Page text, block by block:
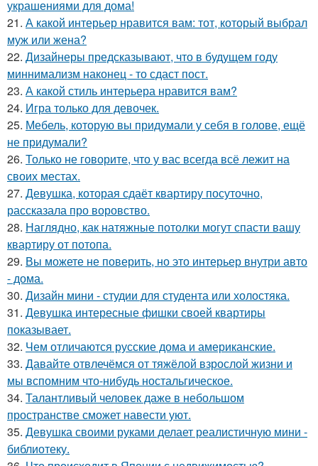
украшениями для дома!
21. А какой интерьер нравится вам: тот, который выбрал
муж или жена?
22. Дизайнеры предсказывают, что в будущем году
миннимализм наконец - то сдаст пост.
23. А какой стиль интерьера нравится вам?
24. Игра только для девочек.
25. Мебель, которую вы придумали у себя в голове, ещё
не придумали?
26. Только не говорите, что у вас всегда всё лежит на
своих местах.
27. Девушка, которая сдаёт квартиру посуточно,
рассказала про воровство.
28. Наглядно, как натяжные потолки могут спасти вашу
квартиру от потопа.
29. Вы можете не поверить, но это интерьер внутри авто
- дома.
30. Дизайн мини - студии для студента или холостяка.
31. Девушка интересные фишки своей квартиры
показывает.
32. Чем отличаются русские дома и американские.
33. Давайте отвлечёмся от тяжёлой взрослой жизни и
мы вспомним что-нибудь ностальгическое.
34. Талантливый человек даже в небольшом
пространстве сможет навести уют.
35. Девушка своими руками делает реалистичную мини -
библиотеку.